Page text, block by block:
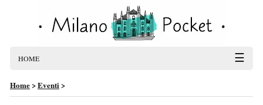
HOME ☰
Home>Eventi>